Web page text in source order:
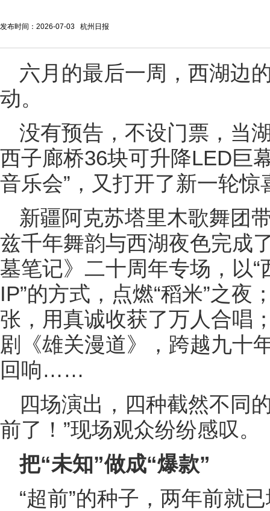
发布时间：2026-07-03 杭州日报
六月的最后一周，西湖边
动。
没有预告，不设门票，当
西子廊桥36块可升降LED巨
音乐会”，又打开了新一轮
新疆阿克苏塔里木歌舞团
兹千年舞韵与西湖夜色完成
墓笔记》二十周年专场，以
IP”的方式，点燃“稻米”之
张，用真诚收获了万人合唱
剧《雄关漫道》，跨越九十
回响……
四场演出，四种截然不同
前了！”现场观众纷纷感叹。
把“未知”做成“爆款”
“超前”的种子，两年前就